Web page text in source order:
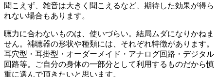
聞こえず、雑音は大きく聞こえるなど、期待した効果が得ら
れない場合もあります。
聴力に合わないものは、使いづらい。結局ムダになりかねま
せん。補聴器の形状や種類には、それぞれ特徴があります。
耳穴型・耳掛型・オーダーメイド・アナログ回路・デジタル
回路等。ご自分の身体の一部分として利用するものだから慎
重に選んで頂きたいと思います。